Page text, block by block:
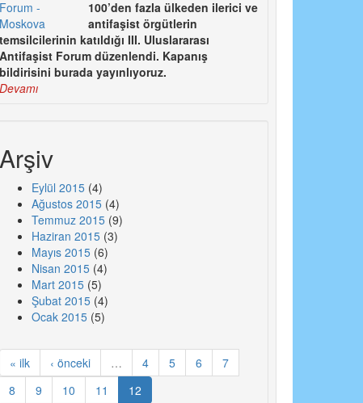
100’den fazla ülkeden ilerici ve
antifaşist örgütlerin
temsilcilerinin katıldığı III. Uluslararası
Antifaşist Forum düzenlendi. Kapanış
bildirisini burada yayınlıyoruz.
Devamı
Arşiv
Eylül 2015(4)
Ağustos 2015(4)
Temmuz 2015(9)
Haziran 2015(3)
Mayıs 2015(6)
Nisan 2015(4)
Mart 2015(5)
Şubat 2015(4)
Ocak 2015(5)
« ilk ‹ önceki … 4 5 6
7
8
9 10 11 12